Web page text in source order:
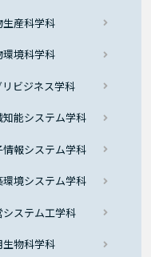
産科学科
境科学科
ビジネス学科
能システム学科
報システム学科
境システム学科
ステム工学科
物科学科